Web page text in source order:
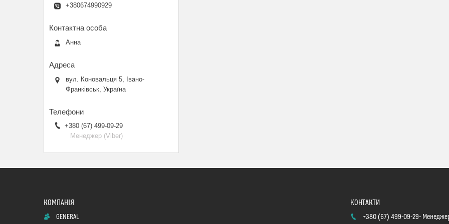
+380674990929
Анна
вул. Коновальця 5, Івано-
Франківськ, Україна
+380 (67) 499-09-29
Менеджер (Viber)
GENERAL +380 (67) 499-09-29